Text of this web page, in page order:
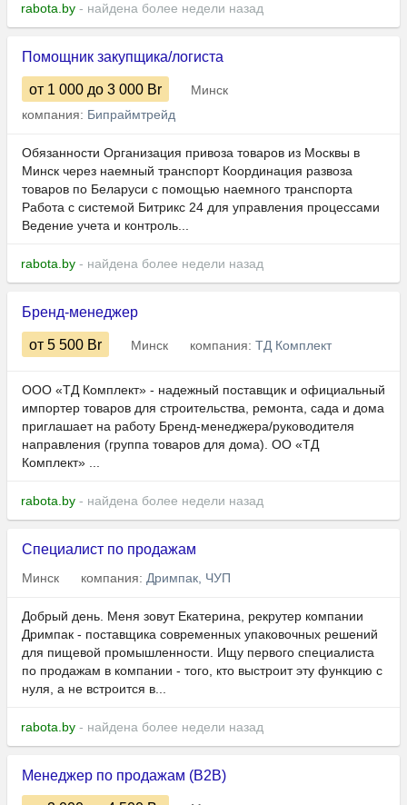
rabota.by - найдена более недели назад
Помощник закупщика/логиста
от 1 000 до 3 000 Br
Минск
компания: Бипраймтрейд
Обязанности Организация привоза товаров из Москвы в
Минск через наемный транспорт Координация развоза
товаров по Беларуси с помощью наемного транспорта
Работа с системой Битрикс 24 для управления процессами
Ведение учета и контроль...
rabota.by - найдена более недели назад
Бренд-менеджер
от 5 500 Br Минск компания: ТД Комплект
ООО «ТД Комплект» - надежный поставщик и официальный
импортер товаров для строительства, ремонта, сада и дома
приглашает на работу Бренд-менеджера/руководителя
направления (группа товаров для дома). ОО «ТД
Комплект» ...
rabota.by - найдена более недели назад
Специалист по продажам
Минск компания: Дримпак, ЧУП
Добрый день. Меня зовут Екатерина, рекрутер компании
Дримпак - поставщика современных упаковочных решений
для пищевой промышленности. Ищу первого специалиста
по продажам в компании - того, кто выстроит эту функцию с
нуля, а не встроится в...
rabota.by - найдена более недели назад
Менеджер по продажам (B2B)